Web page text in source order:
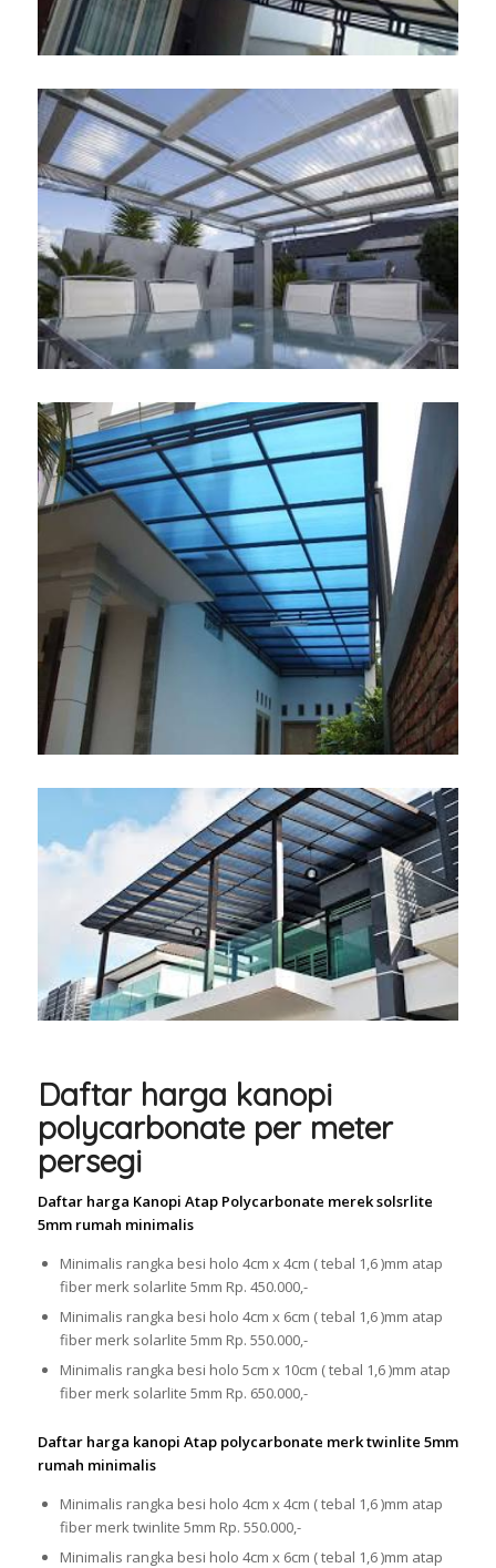
Daftar harga kanopi
polycarbonate per meter
persegi
Daftar harga Kanopi Atap Polycarbonate merek solsrlite
5mm rumah minimalis
Minimalis rangka besi holo 4cm x 4cm ( tebal 1,6 )mm atap
fiber merk solarlite 5mm Rp. 450.000,-
Minimalis rangka besi holo 4cm x 6cm ( tebal 1,6 )mm atap
fiber merk solarlite 5mm Rp. 550.000,-
Minimalis rangka besi holo 5cm x 10cm ( tebal 1,6 )mm atap
fiber merk solarlite 5mm Rp. 650.000,-
Daftar harga kanopi Atap polycarbonate merk twinlite 5mm
rumah minimalis
Minimalis rangka besi holo 4cm x 4cm ( tebal 1,6 )mm atap
fiber merk twinlite 5mm Rp. 550.000,-
Minimalis rangka besi holo 4cm x 6cm ( tebal 1,6 )mm atap